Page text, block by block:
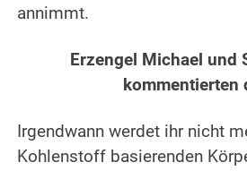
annimmt.
Erzengel Michael und
kommentierten
Irgendwann werdet ihr nicht
Kohlenstoff basierenden